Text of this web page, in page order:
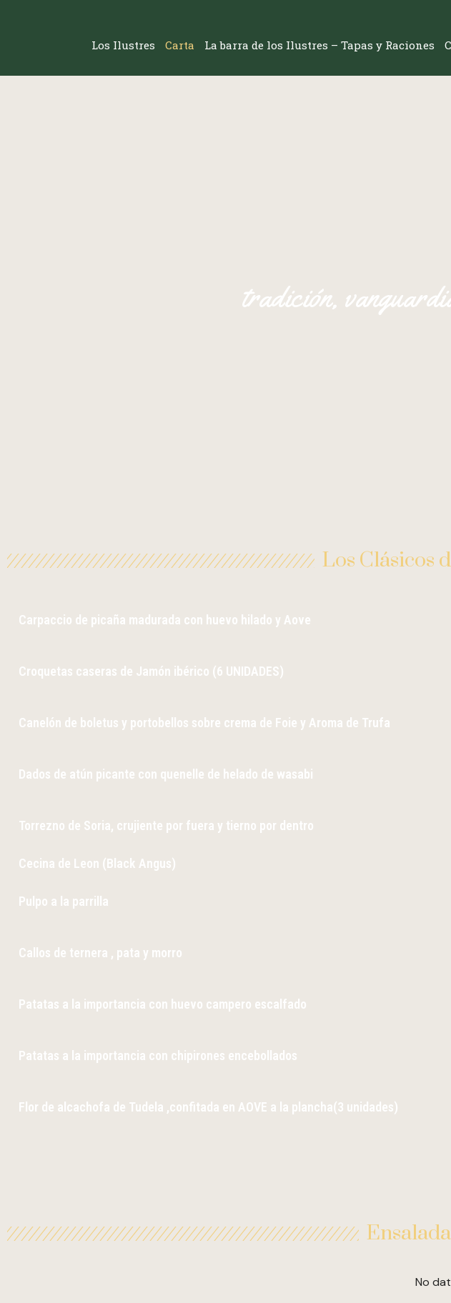
Los Ilustres Carta La barra de los Ilustres – Tapas y Raciones
tradición,
Los Clásicos
Carpaccio de picaña madurada con huevo hilado y Aove
Croquetas caseras de Jamón ibérico (6 UNIDADES)
Canelón de boletus y portobellos sobre crema de Foie y Aroma de Trufa
Dados de atún picante con quenelle de helado de wasabi
Torrezno de Soria, crujiente por fuera y tierno por dentro
Cecina de Leon (Black Angus)
Pulpo a la parrilla
Callos de ternera , pata y morro
Patatas a la importancia con huevo campero escalfado
Patatas a la importancia con chipirones encebollados
Flor de alcachofa de Tudela ,confitada en AOVE a la plancha(3 unidades)
No